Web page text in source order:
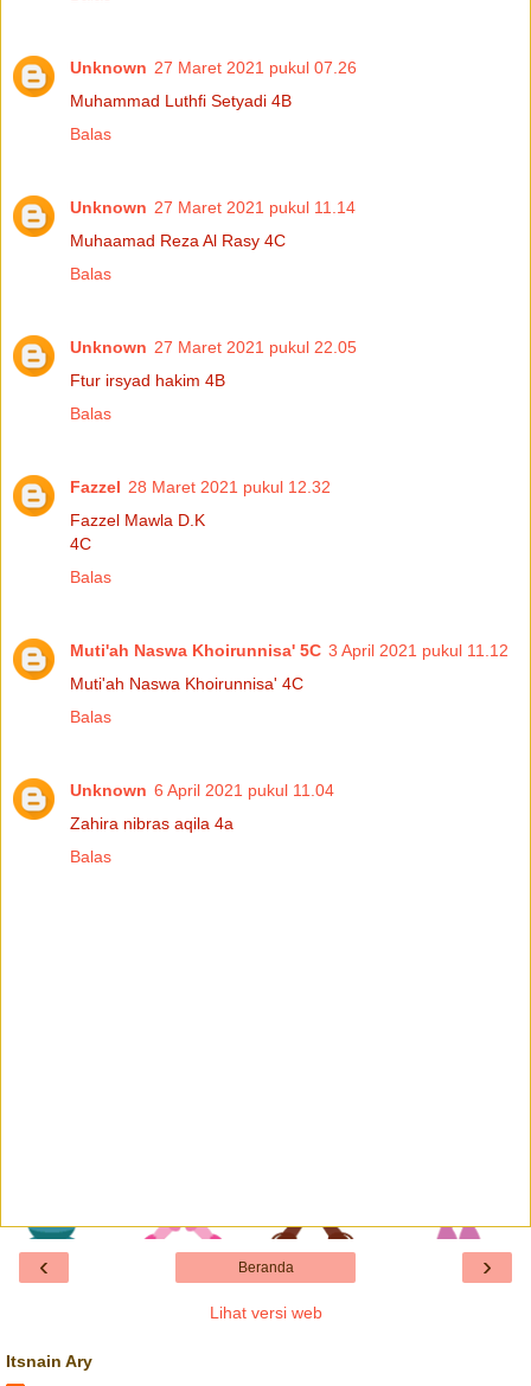
Unknown 27 Maret 2021 pukul 07.26
Muhammad Luthfi Setyadi 4B
Balas
Unknown 27 Maret 2021 pukul 11.14
Muhaamad Reza Al Rasy 4C
Balas
Unknown 27 Maret 2021 pukul 22.05
Ftur irsyad hakim 4B
Balas
Fazzel 28 Maret 2021 pukul 12.32
Fazzel Mawla D.K
4C
Balas
Muti'ah Naswa Khoirunnisa' 5C 3 April 2021 pukul 11.12
Muti'ah Naswa Khoirunnisa' 4C
Balas
Unknown 6 April 2021 pukul 11.04
Zahira nibras aqila 4a
Balas
‹ ›
Beranda
Lihat versi web
Itsnain Ary